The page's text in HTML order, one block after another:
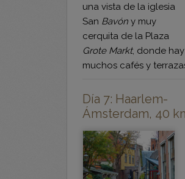
cerquita de la Plaza
Grote Markt, donde hay
muchos cafés y terrazas.
Día 7: Haarlem-